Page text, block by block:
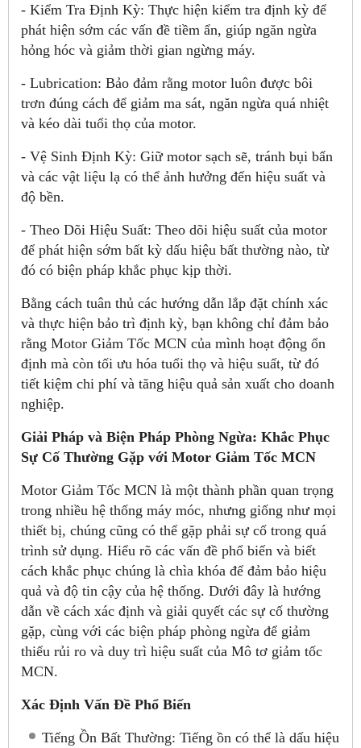
- Kiểm Tra Định Kỳ: Thực hiện kiểm tra định kỳ để
phát hiện sớm các vấn đề tiềm ẩn, giúp ngăn ngừa
hỏng hóc và giảm thời gian ngừng máy.
- Lubrication: Bảo đảm rằng motor luôn được bôi
trơn đúng cách để giảm ma sát, ngăn ngừa quá nhiệt
và kéo dài tuổi thọ của motor.
- Vệ Sinh Định Kỳ: Giữ motor sạch sẽ, tránh bụi bẩn
và các vật liệu lạ có thể ảnh hưởng đến hiệu suất và
độ bền.
- Theo Dõi Hiệu Suất: Theo dõi hiệu suất của motor
để phát hiện sớm bất kỳ dấu hiệu bất thường nào, từ
đó có biện pháp khắc phục kịp thời.
Bằng cách tuân thủ các hướng dẫn lắp đặt chính xác
và thực hiện bảo trì định kỳ, bạn không chỉ đảm bảo
rằng Motor Giảm Tốc MCN của mình hoạt động ổn
định mà còn tối ưu hóa tuổi thọ và hiệu suất, từ đó
tiết kiệm chi phí và tăng hiệu quả sản xuất cho doanh
nghiệp.
Giải Pháp và Biện Pháp Phòng Ngừa: Khắc Phục
Sự Cố Thường Gặp với Motor Giảm Tốc MCN
Motor Giảm Tốc MCN là một thành phần quan trọng
trong nhiều hệ thống máy móc, nhưng giống như mọi
thiết bị, chúng cũng có thể gặp phải sự cố trong quá
trình sử dụng. Hiểu rõ các vấn đề phổ biến và biết
cách khắc phục chúng là chìa khóa để đảm bảo hiệu
quả và độ tin cậy của hệ thống. Dưới đây là hướng
dẫn về cách xác định và giải quyết các sự cố thường
gặp, cùng với các biện pháp phòng ngừa để giảm
thiểu rủi ro và duy trì hiệu suất của Mô tơ giảm tốc
MCN.
Xác Định Vấn Đề Phổ Biến
Tiếng Ồn Bất Thường: Tiếng ồn có thể là dấu hiệu